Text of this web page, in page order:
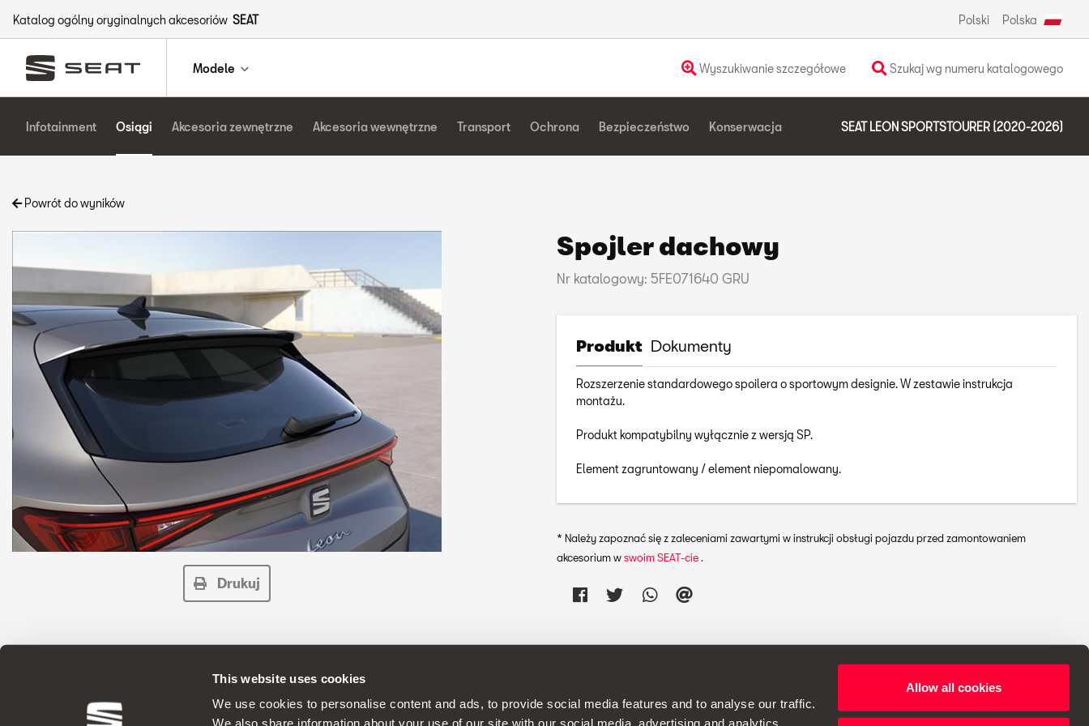
This website uses cookies
We use cookies to personalise content and ads, to provide social media features and to analyse our traffic.
We also share information about your use of our site with our social media, advertising and analytics
Allow all cookies
Katalog ogólny oryginalnych akcesoriów SEAT Polski Polska
Modele Wyszukiwanie szczegółowe Szukaj wg numeru katalogowego
Infotainment Osiągi Akcesoria zewnętrzne Akcesoria wewnętrzne Transport Ochrona Bezpieczeństwo Konserwacja SEAT LEON SPORTSTOURER (2020-2026)
Powrót do wyników
Drukuj
Spojler dachowy
Nr katalogowy: 5FE071640 GRU
Produkt Dokumenty
Rozszerzenie standardowego spoilera o sportowym designie. W zestawie instrukcja
montażu.
Produkt kompatybilny wyłącznie z wersją SP.
Element zagruntowany / element niepomalowany.
* Należy zapoznać się z zaleceniami zawartymi w instrukcji obsługi pojazdu przed zamontowaniem
akcesorium wswoim SEAT-cie.
ORYGINALNE AKCESORIA Ponieważ firma SEAT stosuje politykę stałego doskonalenia swoich produktów, zastrzegamy sobie prawo do wprowadzania zmian w specyfikacjach.